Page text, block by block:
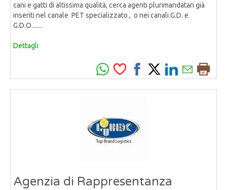
cani e gatti di altissima qualità, cerca agenti plurimandatari già
inseriti nel canale PET specializzato , o nei canali G.D. e
G.D.O.......
Dettagli
Agenzia di Rappresentanza